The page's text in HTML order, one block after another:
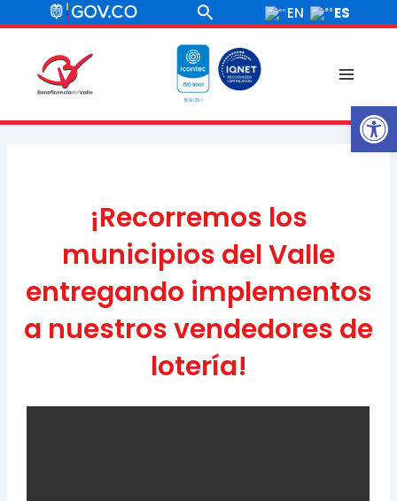
al
contenido
Buscar EN ES
Menu
¡Recorremos los
municipios del Valle
entregando implementos
a nuestros vendedores de
lotería!